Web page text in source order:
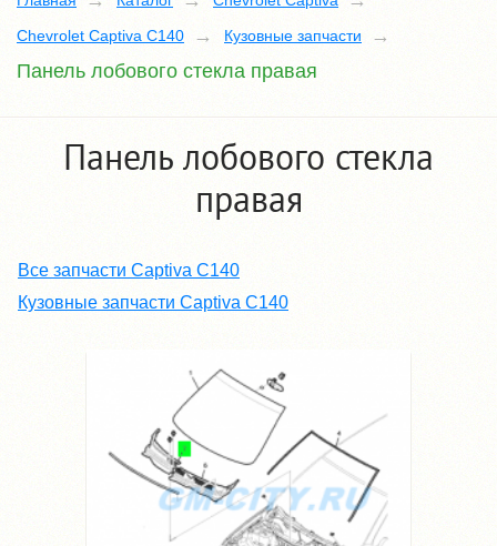
Chevrolet Captiva C140
Кузовные запчасти
Панель лобового стекла правая
Панель лобового стекла
правая
Все запчасти Captiva C140
Кузовные запчасти Captiva C140